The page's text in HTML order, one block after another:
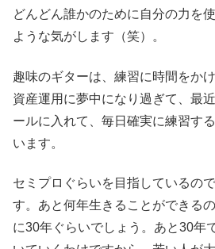
どんどん誰かのために自分の力を
ような気がします（笑）。
趣味のギターは、練習に時間をか
資産運用に夢中になり過ぎて、最
ールに入れて、毎日確実に練習す
います。
セミプロぐらいを目指しているの
す。あと何年生きることができる
に30年ぐらいでしょう。あと30年